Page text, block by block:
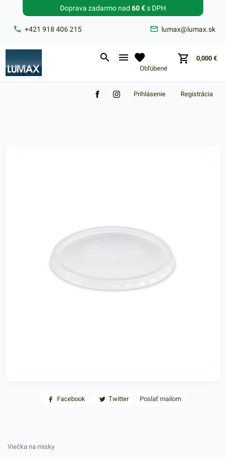
+421 918 406 215 lumax@lumax.sk
Doprava zadarmo nad 60 €s DPH
Obľúbené
0,000 €
Zabudnuté heslo?
Registrácia
Prihlásenie
Facebook Twitter Poslať mailom
Viečka na misky